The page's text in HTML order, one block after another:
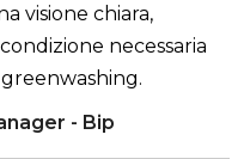
visione chiara,
necessaria
- Bip